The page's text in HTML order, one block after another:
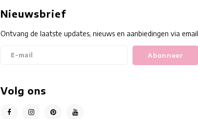
Nieuwsbrief
Ontvang de laatste updates, nieuws en aanbiedingen via email
Abonneer
Volg ons